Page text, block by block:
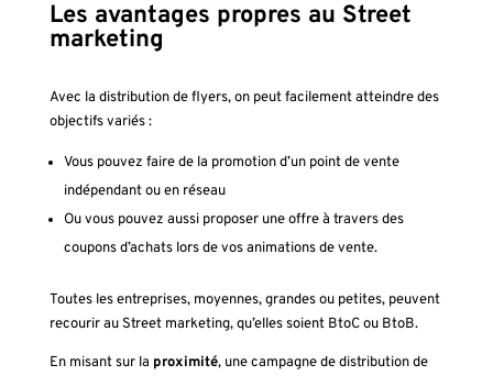
Les avantages propres au Street
marketing
Avec la distribution de flyers, on peut facilement atteindre des
objectifs variés :
Vous pouvez faire de la promotion d’un point de vente
indépendant ou en réseau
Ou vous pouvez aussi proposer une offre à travers des
coupons d’achats lors de vos animations de vente.
Toutes les entreprises, moyennes, grandes ou petites, peuvent
recourir au Street marketing, qu’elles soient BtoC ou BtoB.
En misant sur la proximité, une campagne de distribution de